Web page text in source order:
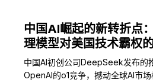
中国AI崛起的新转折点
理模型对美国技术霸权
中国AI初创公司DeepSeek发布的
OpenAI的o1竞争，撼动全球AI市